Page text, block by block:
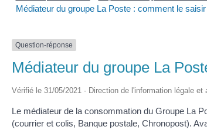
Médiateur du groupe La Poste : comment le
Question-réponse
Médiateur du groupe La
Vérifié le 31/05/2021 - Direction de l'information légale
Le médiateur de la consommation du Groupe La
(courrier et colis, Banque postale, Chronopost).